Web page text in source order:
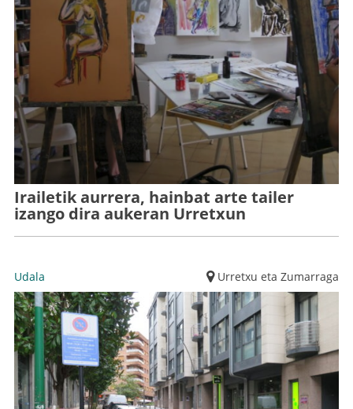
Irailetik aurrera, hainbat arte tailer
izango dira aukeran Urretxun
Udala Urretxu eta Zumarraga